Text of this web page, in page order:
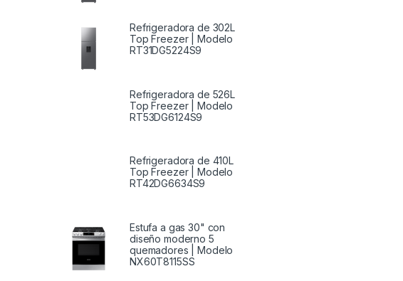
Refrigeradora de 302L
Top Freezer | Modelo
RT31DG5224S9
Refrigeradora de 526L
Top Freezer | Modelo
RT53DG6124S9
Refrigeradora de 410L
Top Freezer | Modelo
RT42DG6634S9
Estufa a gas 30" con
diseño moderno 5
quemadores | Modelo
NX60T8115SS